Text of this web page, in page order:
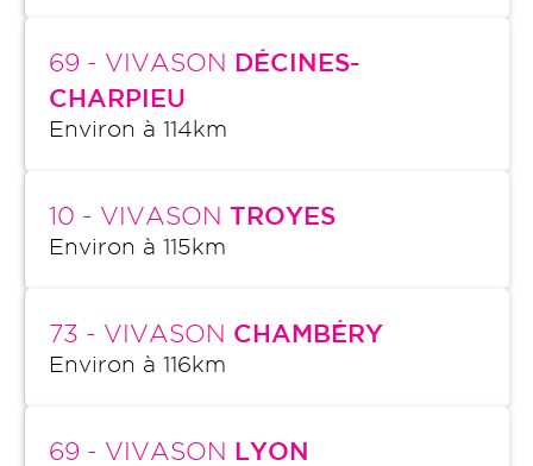
69 - VIVASON
DÉCINES-
CHARPIEU
Environ à 114km
10 - VIVASON TROYES
Environ à 115km
73 - VIVASON CHAMBÉRY
Environ à 116km
69 - VIVASON LYON